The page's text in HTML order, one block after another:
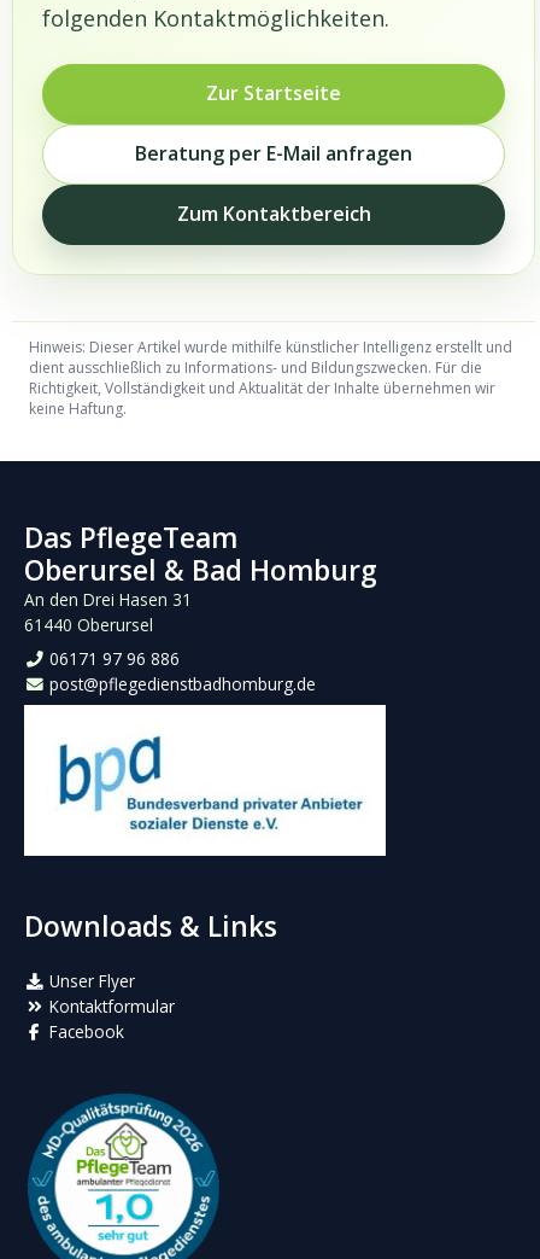
folgenden Kontaktmöglichkeiten.
Zur Startseite
Beratung per E-Mail anfragen
Zum Kontaktbereich
Hinweis: Dieser Artikel wurde mithilfe künstlicher Intelligenz erstellt und
dient ausschließlich zu Informations- und Bildungszwecken. Für die
Richtigkeit, Vollständigkeit und Aktualität der Inhalte übernehmen wir
keine Haftung.
Das PflegeTeam
Oberursel & Bad Homburg
An den Drei Hasen 31
61440 Oberursel
06171 97 96 886
post@pflegedienstbadhomburg.de
Downloads & Links
Unser Flyer
Kontaktformular
Facebook